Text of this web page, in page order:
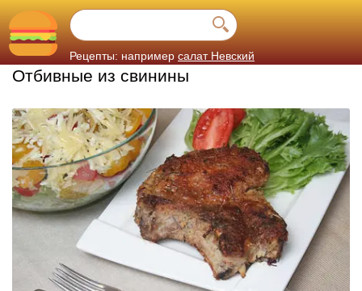
Рецепты: например салат Невский
Отбивные из свинины